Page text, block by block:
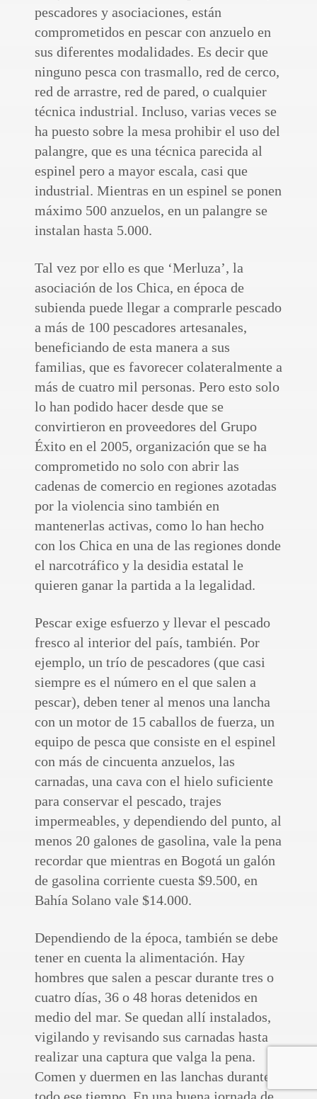
pescadores y asociaciones, están
comprometidos en pescar con anzuelo en
sus diferentes modalidades. Es decir que
ninguno pesca con trasmallo, red de cerco,
red de arrastre, red de pared, o cualquier
técnica industrial. Incluso, varias veces se
ha puesto sobre la mesa prohibir el uso del
palangre, que es una técnica parecida al
espinel pero a mayor escala, casi que
industrial. Mientras en un espinel se ponen
máximo 500 anzuelos, en un palangre se
instalan hasta 5.000.
Tal vez por ello es que ‘Merluza’, la
asociación de los Chica, en época de
subienda puede llegar a comprarle pescado
a más de 100 pescadores artesanales,
beneficiando de esta manera a sus
familias, que es favorecer colateralmente a
más de cuatro mil personas. Pero esto solo
lo han podido hacer desde que se
convirtieron en proveedores del Grupo
Éxito en el 2005, organización que se ha
comprometido no solo con abrir las
cadenas de comercio en regiones azotadas
por la violencia sino también en
mantenerlas activas, como lo han hecho
con los Chica en una de las regiones donde
el narcotráfico y la desidia estatal le
quieren ganar la partida a la legalidad.
Pescar exige esfuerzo y llevar el pescado
fresco al interior del país, también. Por
ejemplo, un trío de pescadores (que casi
siempre es el número en el que salen a
pescar), deben tener al menos una lancha
con un motor de 15 caballos de fuerza, un
equipo de pesca que consiste en el espinel
con más de cincuenta anzuelos, las
carnadas, una cava con el hielo suficiente
para conservar el pescado, trajes
impermeables, y dependiendo del punto, al
menos 20 galones de gasolina, vale la pena
recordar que mientras en Bogotá un galón
de gasolina corriente cuesta $9.500, en
Bahía Solano vale $14.000.
Dependiendo de la época, también se debe
tener en cuenta la alimentación. Hay
hombres que salen a pescar durante tres o
cuatro días, 36 o 48 horas detenidos en
medio del mar. Se quedan allí instalados,
vigilando y revisando sus carnadas hasta
realizar una captura que valga la pena.
Comen y duermen en las lanchas durante
todo ese tiempo. En una buena jornada de